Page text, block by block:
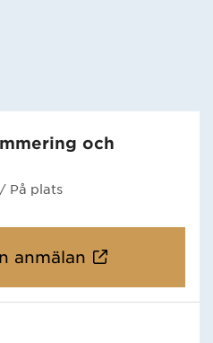
och
/ På plats
anmälan